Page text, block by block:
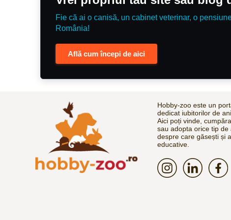
Fie că ai o canisă, un cabinet veterinar, o
România!
Află cum începi de aici
Hobby-zoo este un
dedicat iubitorilor de
Aici poți vinde,
sau adopta orice tip de
despre care găsești și
educative.